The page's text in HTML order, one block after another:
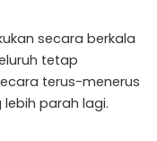
secara berkala
tetap
terus-menerus
parah lagi.